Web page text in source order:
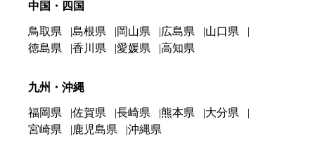
中国・四国
鳥取県 島根県 岡山県 広島県
山口県
徳島県
香川県 愛媛県 高知県
九州・沖縄
福岡県 佐賀県 長崎県 熊本県
大分県
宮崎県
鹿児島県 沖縄県